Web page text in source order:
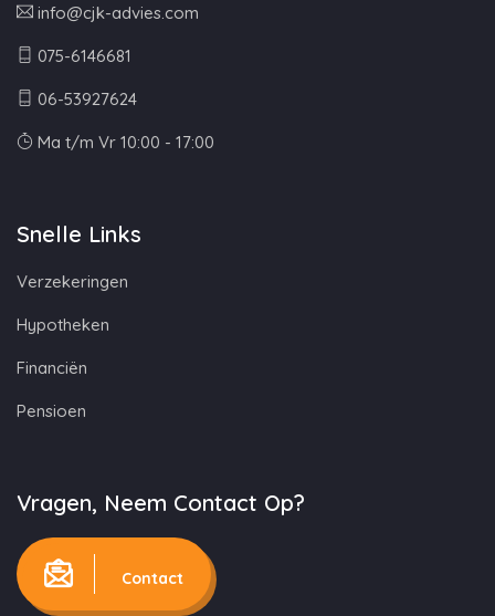
info@cjk-advies.com
075-6146681
06-53927624
Ma t/m Vr 10:00 - 17:00
Snelle Links
Verzekeringen
Hypotheken
Financiën
Pensioen
Vragen, Neem Contact Op?
Contact